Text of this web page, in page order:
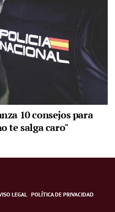
10 consejos para
te salga caro"
LEGAL POLÍTICA DE PRIVACIDAD